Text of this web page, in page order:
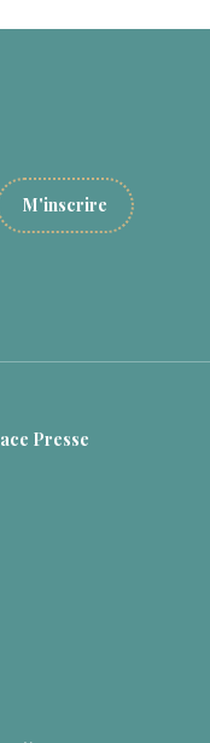
M'inscrire
Presse